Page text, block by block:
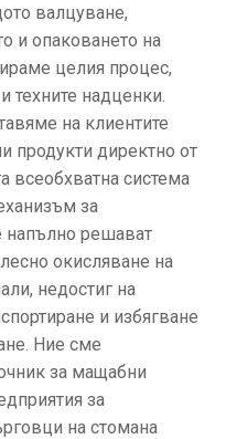
валцуване,
и опаковането на
целия процес,
техните надценки.
на клиентите
продукти директно от
всеобхватна система
за
решават
окисляване на
недостиг на
и избягване
Ние сме
за мащабни
за
на стомана